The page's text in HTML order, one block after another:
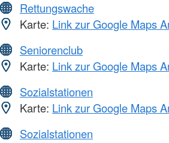
Rettungswache
Karte: Link zur Google Maps
Seniorenclub
Karte: Link zur Google Maps
Sozialstationen
Karte: Link zur Google Maps
Sozialstationen